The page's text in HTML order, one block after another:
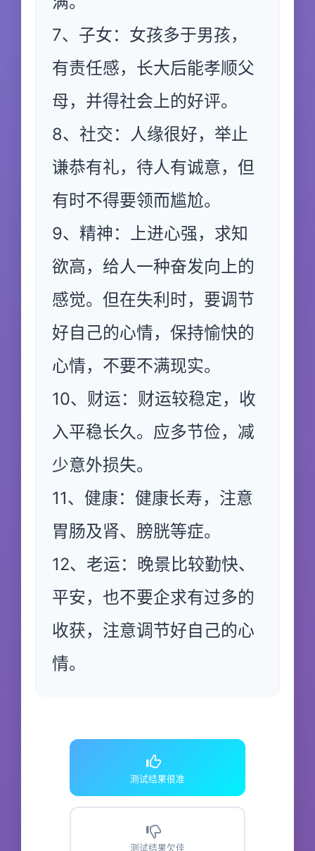
7、子女：女孩多于男孩，
有责任感，长大后能孝顺父
母，并得社会上的好评。
8、社交：人缘很好，举止
谦恭有礼，待人有诚意，但
有时不得要领而尴尬。
9、精神：上进心强，求知
欲高，给人一种奋发向上的
感觉。但在失利时，要调节
好自己的心情，保持愉快的
心情，不要不满现实。
10、财运：财运较稳定，收
入平稳长久。应多节俭，减
少意外损失。
11、健康：健康长寿，注意
胃肠及肾、膀胱等症。
12、老运：晚景比较勤快、
平安，也不要企求有过多的
收获，注意调节好自己的心
情。
测试结果很准
测试结果欠佳